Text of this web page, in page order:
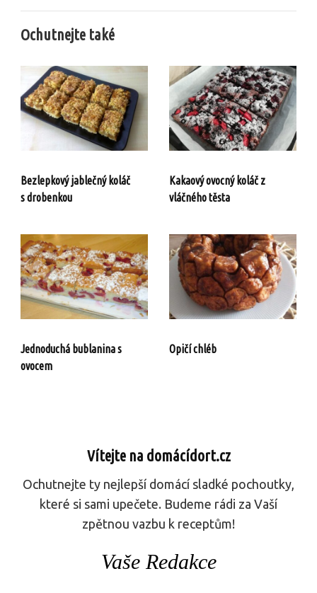
Ochutnejte také
Bezlepkový jablečný koláč
s drobenkou
Kakaový ovocný koláč z
vláčného těsta
Jednoduchá bublanina s
ovocem
Opičí chléb
Vítejte na domácídort.cz
Ochutnejte ty nejlepší domácí sladké pochoutky,
které si sami upečete. Budeme rádi za Vaší
zpětnou vazbu k receptům!
Vaše Redakce